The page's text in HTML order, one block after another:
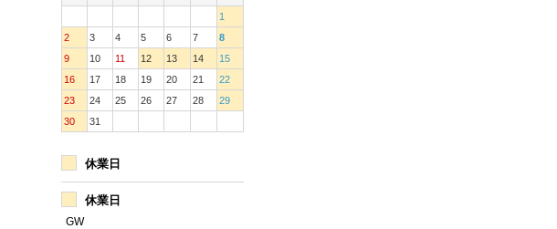
1
2
3 4 5 6 7
8
9
10 11 12 13 14
15
16
17 18 19 20 21
22
23
24 25 26 27 28
29
30
31
休業日
休業日
GW